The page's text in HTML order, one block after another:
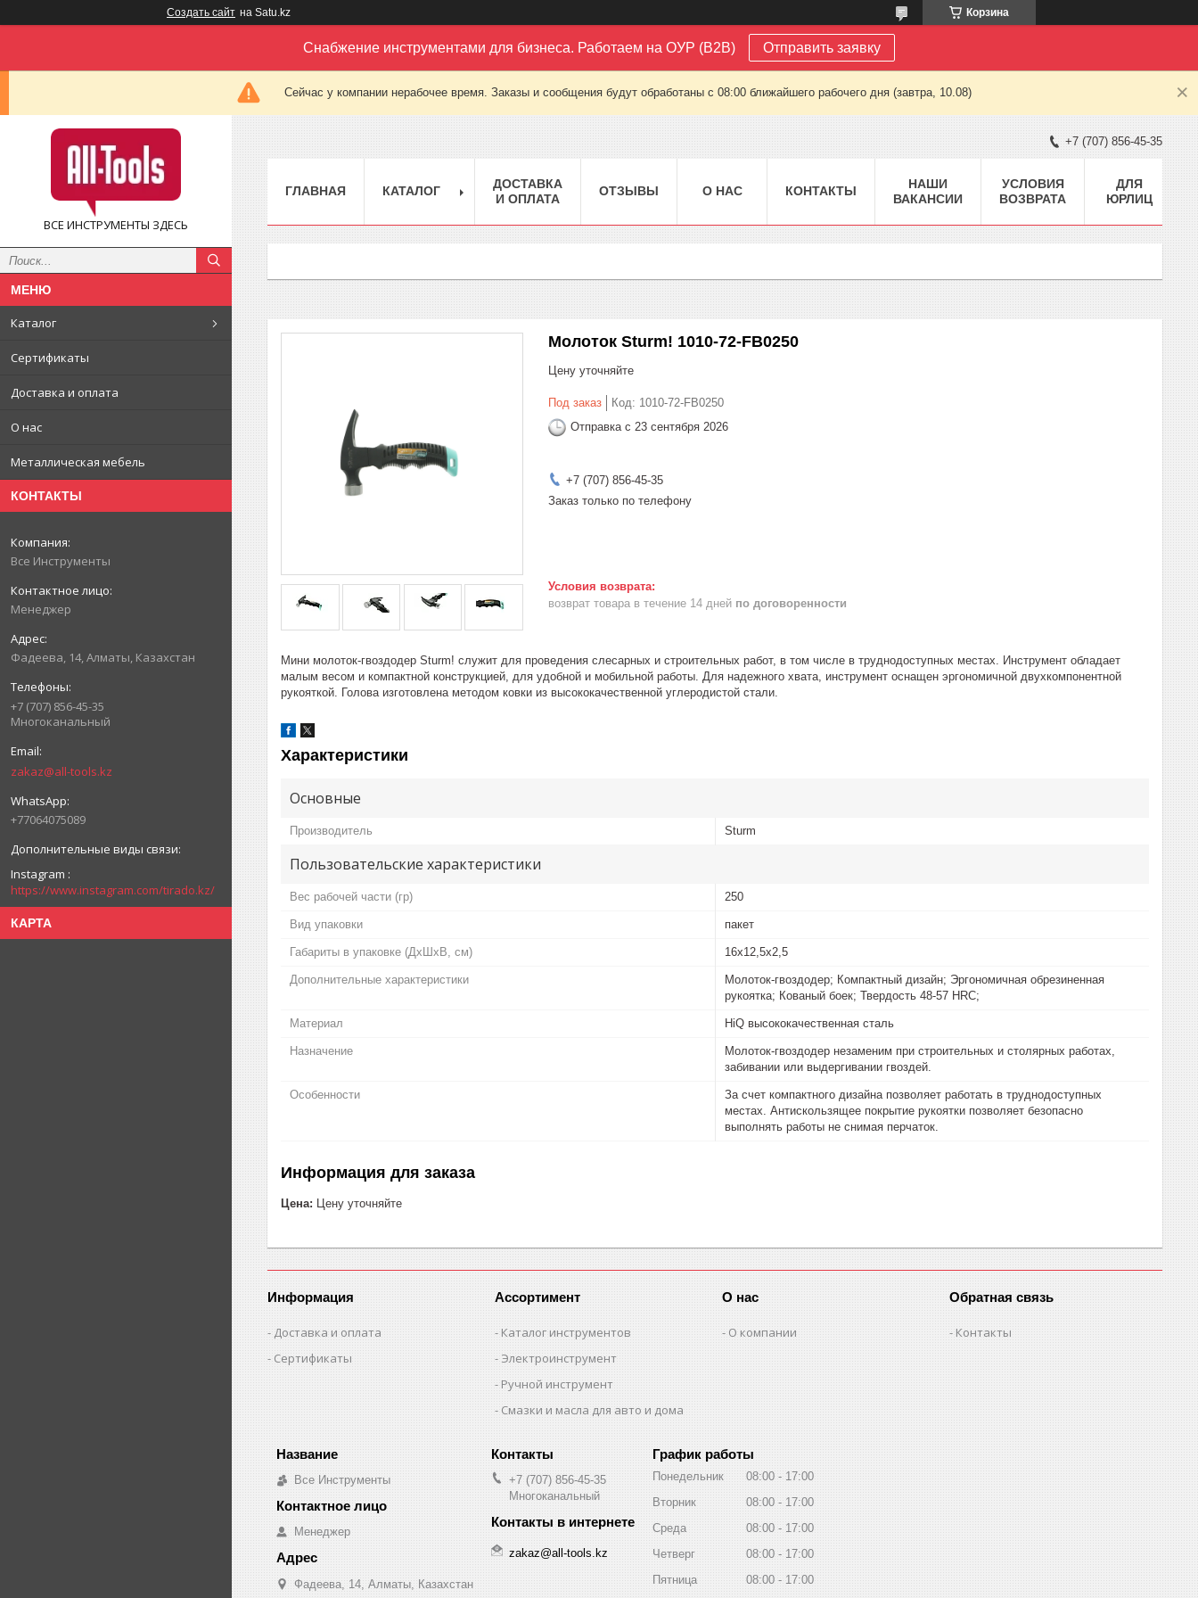
Создать сайт на Satu.kz Корзина
Снабжение инструментами для бизнеса. Работаем на ОУР (B2B) Отправить заявку
Сейчас у компании нерабочее время. Заказы и сообщения будут обработаны с 08:00 ближайшего рабочего дня (завтра, 10.08)
ВСЕ ИНСТРУМЕНТЫ ЗДЕСЬ
Каталог
Сертификаты
Доставка и оплата
О нас
Металлическая мебель
КОНТАКТЫ
Все Инструменты
Менеджер
Фадеева, 14, Алматы, Казахстан
+7 (707) 856-45-35
Многоканальный
zakaz@all-tools.kz
+77064075089
Instagram
https://www.instagram.com/tirado.kz/
КАРТА
+7 (707) 856-45-35
ГЛАВНАЯ КАТАЛОГ
ДОСТАВКА
И ОПЛАТА
ОТЗЫВЫ О НАС КОНТАКТЫ
НАШИ
ВАКАНСИИ
УСЛОВИЯ
ВОЗВРАТА
ДЛЯ
ЮРЛИЦ
Молоток Sturm! 1010-72-FB0250
Цену уточняйте
Под заказ Код: 1010-72-FB0250
Отправка с 23 сентября 2026
+7 (707) 856-45-35
Заказ только по телефону
возврат товара в течение 14 дней по договоренности
Мини молоток-гвоздодер Sturm! служит для проведения слесарных и строительных работ, в том числе в труднодоступных местах. Инструмент обладает
малым весом и компактной конструкцией, для удобной и мобильной работы. Для надежного хвата, инструмент оснащен эргономичной двухкомпонентной
рукояткой. Голова изготовлена методом ковки из высококачественной углеродистой стали.
Характеристики
Основные
Производитель Sturm
Пользовательские характеристики
Вес рабочей части (гр) 250
Вид упаковки пакет
Габариты в упаковке (ДхШхВ, см) 16x12,5x2,5
Дополнительные характеристики
Молоток-гвоздодер; Компактный дизайн; Эргономичная обрезиненная
рукоятка; Кованый боек; Твердость 48-57 HRC;
Материал HiQ высококачественная сталь
Назначение
Молоток-гвоздодер незаменим при строительных и столярных работах,
забивании или выдергивании гвоздей.
Особенности
За счет компактного дизайна позволяет работать в труднодоступных
местах. Антискользящее покрытие рукоятки позволяет безопасно
выполнять работы не снимая перчаток.
Информация для заказа
Цена: Цену уточняйте
Информация
Доставка и оплата
Сертификаты
Ассортимент
Каталог инструментов
Электроинструмент
Ручной инструмент
Смазки и масла для авто и дома
О нас
О компании
Обратная связь
Контакты
Все Инструменты
Менеджер
Фадеева, 14, Алматы, Казахстан
+7 (707) 856-45-35
Многоканальный
zakaz@all-tools.kz
График работы
Понедельник 08:00
17:00
Вторник
08:00
17:00
Среда
08:00
17:00
Четверг
08:00
17:00
Пятница
08:00 17:00